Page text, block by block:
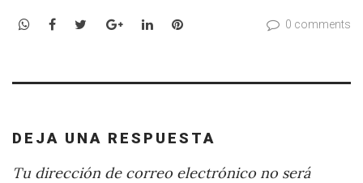
WhatsApp
Facebook
TwitterGoogle+LinkedInPinterest 0 comments
DEJA UNA RESPUESTA
Tu dirección de correo electrónico no será